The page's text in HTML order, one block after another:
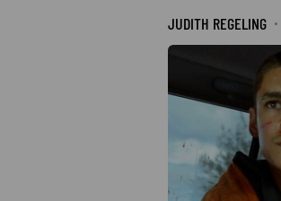
JUDITH REGELING ·